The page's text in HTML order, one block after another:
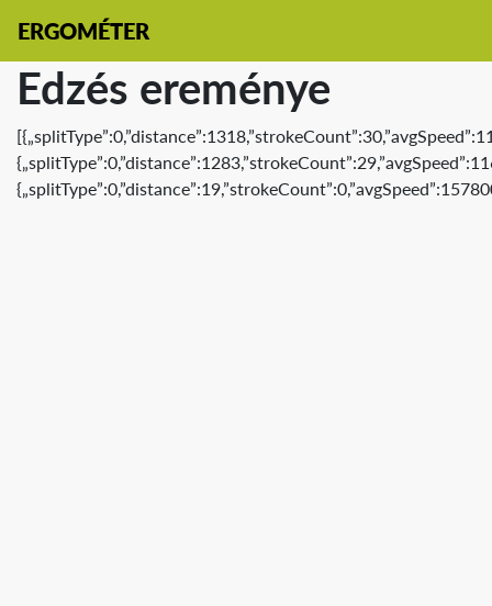
ERGOMÉTER
Edzés ereménye